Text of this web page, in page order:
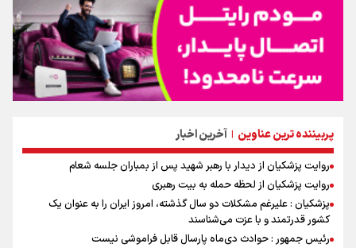
پربیننده ترین عناوین | آخرین اخبار
روایت پزشکیان از دیدار با رهبر شهید پس از بمباران جلسه شعام
روایت پزشکیان از لحظه حمله به بیت رهبری
پزشکیان : علیرغم مشکلات دو سال گذشته، امروز ایران را به عنوان یک
کشور قدرتمند و با عزت می‌شناسند
رئیس جمهور : حوادث دی‌ماه پارسال قابل فراموشی نیست